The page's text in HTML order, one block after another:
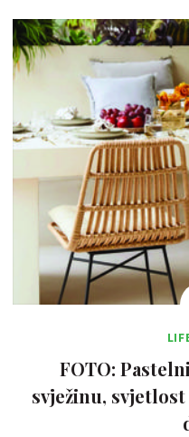
FOTO:
svježinu,